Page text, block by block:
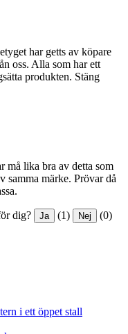
har getts av köpare
oss. Alla som har ett
produkten. Stäng
må lika bra av detta som
samma märke. Prövar då
dig? Ja (1) Nej (0)
i ett öppet stall